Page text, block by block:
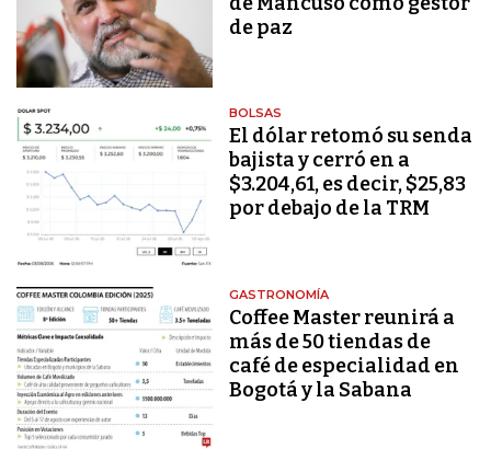
de paz
BOLSAS
El dólar retomó su senda
bajista y cerró en a
$3.204,61, es decir, $25,83
por debajo de la TRM
GASTRONOMÍA
Coffee Master reunirá a
más de 50 tiendas de
café de especialidad en
Bogotá y la Sabana